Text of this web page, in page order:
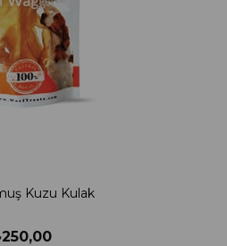
Kuzu Kulak